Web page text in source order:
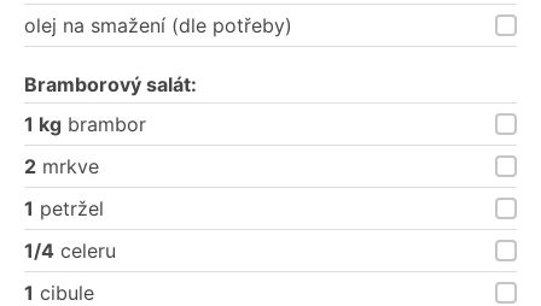
olej na smažení (dle potřeby)
Bramborový salát:
1 kg brambor
2 mrkve
1 petržel
1/4 celeru
1 cibule